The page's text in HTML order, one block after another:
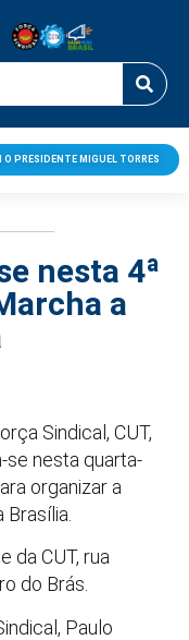
O PRESIDENTE MIGUEL TORRES
nesta 4ª
a
Sindical, CUT,
se nesta quarta-
organizar a
da CUT, rua
do Brás.
Paulo